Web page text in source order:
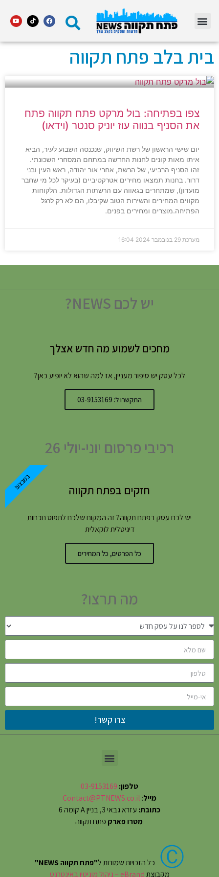
בית בלב פתח תקווה
צפו בפתיחה: בול מרקט פתח תקווה פתח
את הסניף בנווה עוז יוניק סנטר (וידאו)
יום שישי הראשון של רשת השיווק, שנכנסה השבוע לעיר, הביא
איתו מאות קונים לחנות החדשה במתחם המסחרי השכונתי.
זהו הסניף הרביעי, של הרשת, אחרי אור יהודה, ראש העין ובני
דרור. בחנות תמצאו מחירים אטרקטיביים (בעיקר לכל מי שחבר
מועדון), שמתחרים בגאווה עם הרשתות הגדולות. הלקוחות
מקווים המחירים והשירות הטוב שקיבלו, הם לא רק לרגל
הפתיחה.מוצרים ומחירים בפנים.
מערכת 29 בנובמבר 2024 16:04
יש לכם NEWS?
מחכים לשמוע מה חדש אצלך
לכל עסק יש סיפור מעניין, אז למה שהוא לא יופיע כאן?
התקשרו ל: 03-9153169
רכיבי פרסום יוני-יולי 26
חזקים בפתח תקווה
יש לכם עסק בפתח תקווה? זה המקום שלכם לתפוס נוכחות
דיגיטלית לוקאלית
כל הפרטים, כל המחירים
במבצע!
מה תרצו?
צרו קשר!
טלפון: 03-9153169
מייל:
Contact@PTNEWS.co.il
כתובת: עזרא גבאי 3, בניין A קומה 6
מטרו פארק פתח תקווה
Ⓒ כל הזכויות שמורות ל"פתח תקווה NEWS"
מקבוצתeBrand – ניהול מוניטין באינטרנט